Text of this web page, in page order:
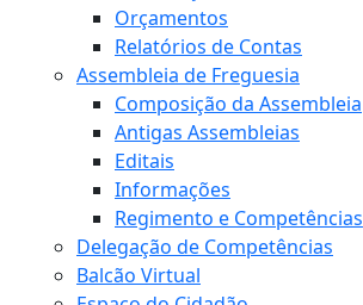
Orçamentos
Relatórios de Contas
Assembleia de Freguesia
Composição da Assembleia
Antigas Assembleias
Editais
Informações
Regimento e Competências
Delegação de Competências
Balcão Virtual